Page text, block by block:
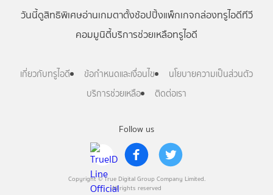
Follow us
Copyright © True Digital Group Company Limited.
All rights reserved
วันนี้ดูสิทธิพิเศษอ่านเกมตาตั้งช้อปปิ้งแพ็กเกจกล่องทรูไอดีทีวี
คอมมูนิตี้บริการช่วยเหลือทรูไอดี
เกี่ยวกับทรูไอดี ข้อกำหนดและเงื่อนไข
นโยบายความเป็นส่วนตัว
บริการช่วยเหลือ
ติดต่อเรา